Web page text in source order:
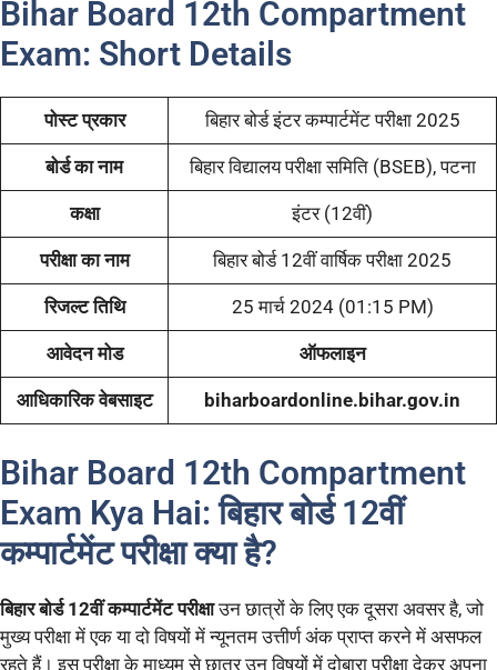
Bihar Board 12th Compartment
Exam: Short Details
पोस्ट प्रकार बिहार बोर्ड इंटर कम्पार्टमेंट परीक्षा 2025
बोर्ड का नाम बिहार विद्यालय परीक्षा समिति (BSEB), पटना
कक्षा इंटर (12वीं)
परीक्षा का नाम बिहार बोर्ड 12वीं वार्षिक परीक्षा 2025
रिजल्ट तिथि 25 मार्च 2024 (01:15 PM)
आवेदन मोड ऑफलाइन
आधिकारिक वेबसाइट biharboardonline.bihar.gov.in
Bihar Board 12th Compartment
Exam Kya Hai: बिहार बोर्ड 12वीं
कम्पार्टमेंट परीक्षा क्या है?
बिहार बोर्ड 12वीं कम्पार्टमेंट परीक्षाउन छात्रों के लिए एक दूसरा अवसर है, जो
मुख्य परीक्षा में एक या दो विषयों में न्यूनतम उत्तीर्ण अंक प्राप्त करने में असफल
रहते हैं। इस परीक्षा के माध्यम से छात्र उन विषयों में दोबारा परीक्षा देकर अपना